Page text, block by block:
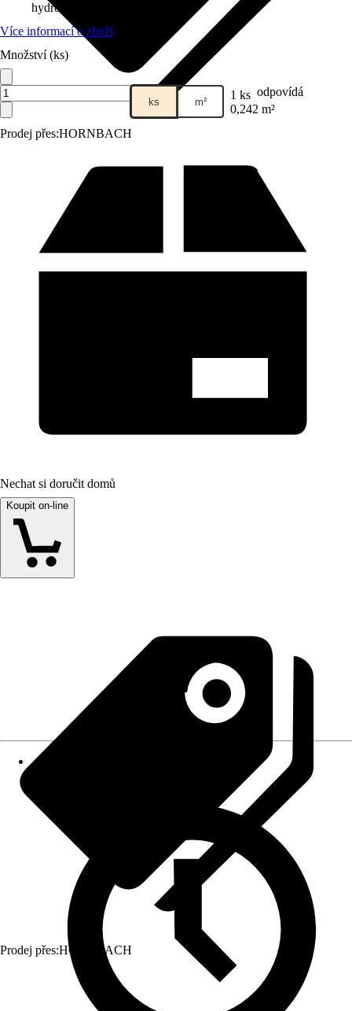
Prodej přes:HORNBACH
hydrofobní vrstvou
Více informací o zboží
Množství (ks)
ks m² 1 ks odpovídá
0,242 m²
Nechat si doručit domů
Koupit on-line
Prodej přes:HORNBACH